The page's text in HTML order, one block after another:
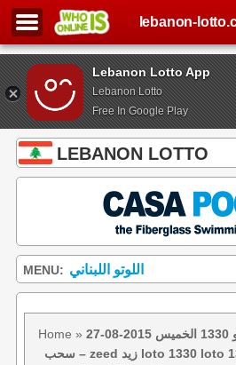
Lebanon Lotto App
Lebanon Lotto
Free In Google Play
lebanon-
LEBANON LOTTO
MENU: اللوتو اللبناني
Home »نتائج سحب اللوتو 1330 الخميس 2015-08-27
– سحب zeed زيد loto 1330 loto 1330 نتيجة اللوتو الخميس